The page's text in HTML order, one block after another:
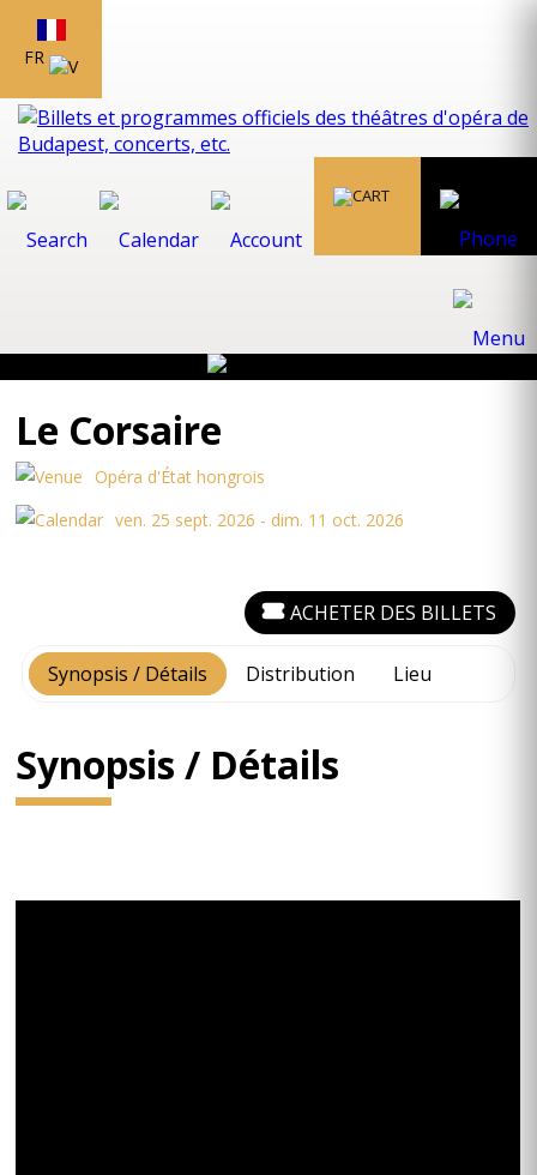
FR
Le Corsaire
Opéra d'État hongrois
ven. 25 sept. 2026 - dim. 11 oct. 2026
Synopsis / Détails Distribution Lieu
ACHETER DES BILLETS
Synopsis / Détails